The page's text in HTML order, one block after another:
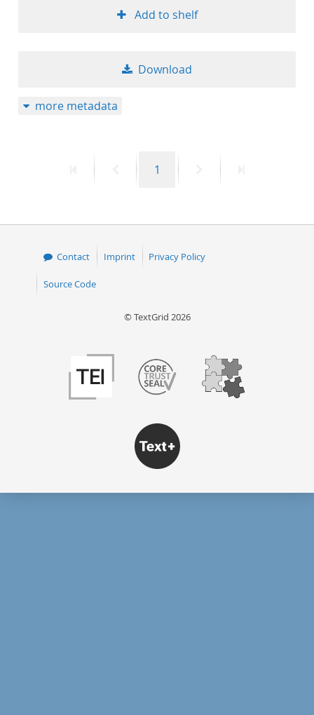
Add to shelf
Download
more metadata
PreviousPage
1
Contact Imprint Privacy Policy
Source Code
© TextGrid 2026